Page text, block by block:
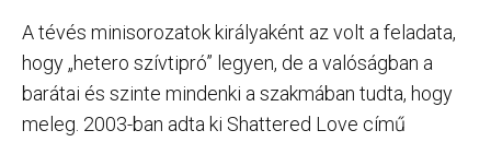
A tévés minisorozatok királyaként az volt a feladata,
hogy „hetero szívtipró” legyen, de a valóságban a
barátai és szinte mindenki a szakmában tudta, hogy
meleg. 2003-ban adta ki Shattered Love című